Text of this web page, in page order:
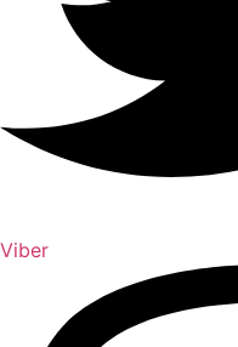
Viber